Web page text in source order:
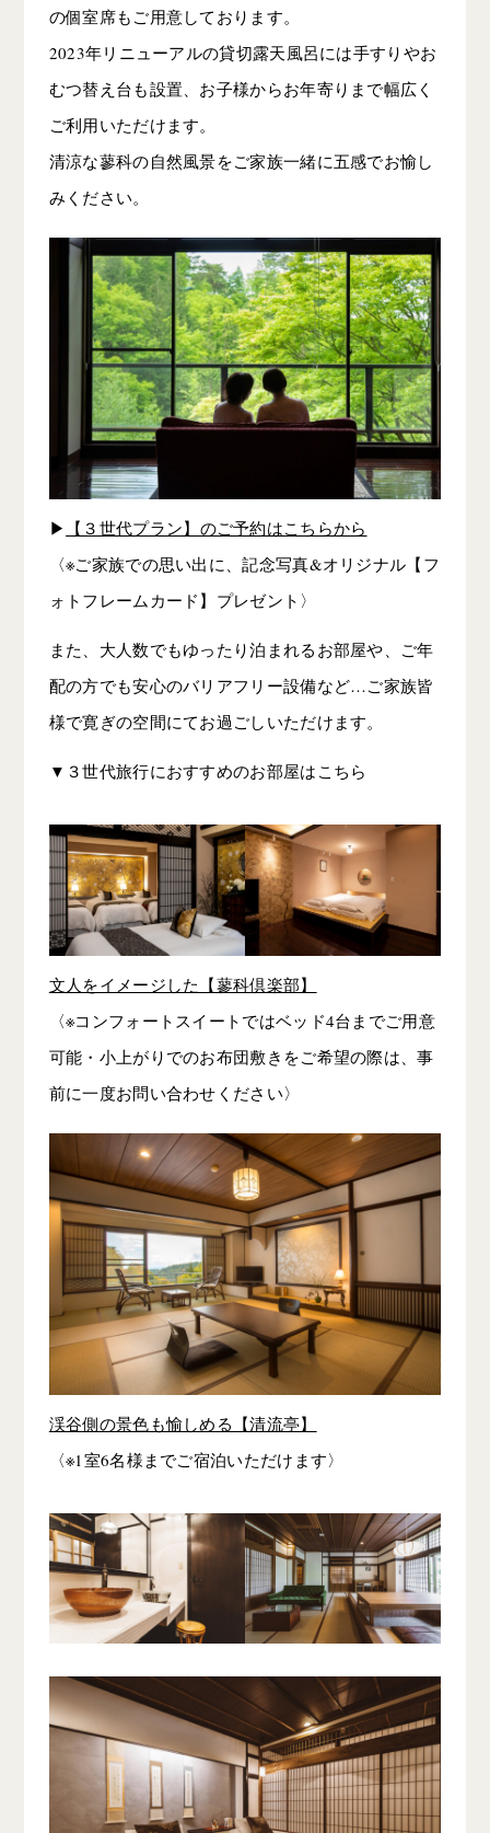
の個室席もご用意しております。
2023年リニューアルの貸切露天風呂には手すりやお
むつ替え台も設置、お子様からお年寄りまで幅広く
ご利用いただけます。
清涼な蓼科の自然風景をご家族一緒に五感でお愉し
みください。
▶︎ 【３世代プラン】のご予約はこちらから
〈※ご家族での思い出に、記念写真&オリジナル【フ
ォトフレームカード】プレゼント〉
また、大人数でもゆったり泊まれるお部屋や、ご年
配の方でも安心のバリアフリー設備など…ご家族皆
様で寛ぎの空間にてお過ごしいただけます。
▼３世代旅行におすすめのお部屋はこちら
文人をイメージした【蓼科倶楽部】
〈※コンフォートスイートではベッド4台までご用意
可能・小上がりでのお布団敷きをご希望の際は、事
前に一度お問い合わせください〉
渓谷側の景色も愉しめる【清流亭】
〈※1室6名様までご宿泊いただけます〉